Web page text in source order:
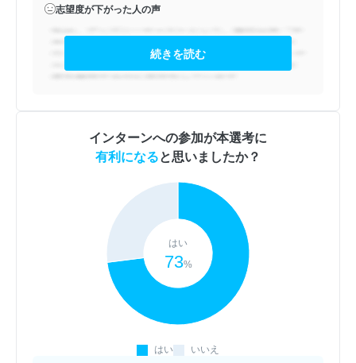
志望度が下がった人の声
続きを読む
インターンへの参加が本選考に
有利になると思いましたか？
はい
73%
はい いいえ